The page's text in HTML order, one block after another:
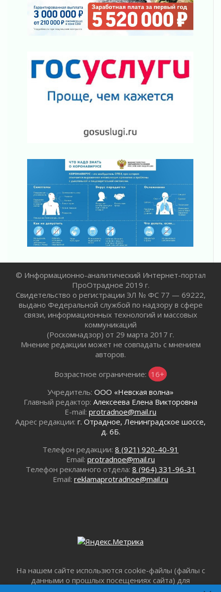
Ленобласть отмечает День Воздушно-
десантных войск
02 августа 2026
Ленобласть отметила заслуги жителей перед
регионом и страной
Ладога — не пруд
Ленинградской области о неоплаченных
Пропавшего подростка нашли в Кировском
районе Ленобласти
02 августа 2026
Жителям Ленобласти напомнили, как
действовать при укусе клеща
02 августа 2026
В Ивангороде назвали новых почетных
граждан Ленинградской области
02 августа 2026
Километровые столбы «Дороги жизни»
отправили на реставрацию
02 августа 2026
Ленобласть внедрила передовую подготовку
операторов БПЛА
02 августа 2026
В Ивангороде появилась «Избушка-
воробушка»
02 августа 2026
Юхла, мука, кантеле и Водяной
01 августа 2026
Лето катится с горки
01 августа 2026
летию Билибина
Лето без гаджетов
01 августа 2026
В музей всей семьёй
Без заявлений и очередей
01 августа 2026
© Информационно-аналитический Интернет-портал
ПроОтрадное 2019 г.
Свидетельство о регистрации ЭЛ № ФС 77 — 69222,
выдано Федеральной службой по надзору в сфере
связи, информационных технологий и массовых
коммуникаций
(Роскомнадзор) от 29 марта 2017 г.
Мнение редакции может не совпадать с мнением
авторов.
Возрастное ограничение: 16+
Учредитель: ООО «Невская волна»
Главный редактор: Алексеева Елена Викторовна
E-mail: protradnoe@mail.ru
Адрес редакции: г. Отрадное, Ленинградское шоссе,
д. 6Б.
Телефон редакции: 8 (921) 920-40-91
Email: protradnoe@mail.ru
Телефон рекламного отдела: 8 (964) 331-96-31
Email: reklamaprotradnoe@mail.ru
На нашем сайте использются cookie-файлы (файлы с
данными о прошлых посещениях сайта) для